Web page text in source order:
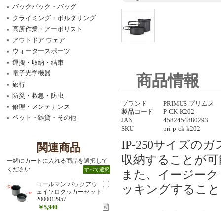
商品情報
ブランド
PRIMUS プリムス
製品コード
P-CK-K202
JAN
4582454880293
SKU
pri-p-ck-k202
IP-250サイズのガ
収納することが
また、イージー
ッキングするこ
バックパック・バッグ
クライミング・ボルダリング
高所作業・アーボリスト
アウトドア ウェア
ウォータースポーツ
運搬・収納・結束
電子光学機器
旅行
防災・救急・防虫
修理・メンテナンス
ペット・雑貨・その他
関連商品
一緒にカートに入れる商品を選択して
ください
すべて選択
コールマン パックアウ
ェイソロクッカーセット
2000012957
￥5,940